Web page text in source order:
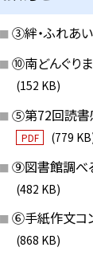
③絆・ふれあい
⑩南どんぐり
(152 KB)
⑤第72回読書
PDF (779
⑨図書館調べ
(482 KB)
⑥手紙作文コ
(868 KB)